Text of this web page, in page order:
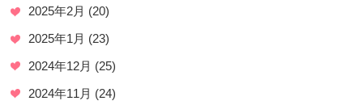
2025年2月 (20)
2025年1月 (23)
2024年12月 (25)
2024年11月 (24)